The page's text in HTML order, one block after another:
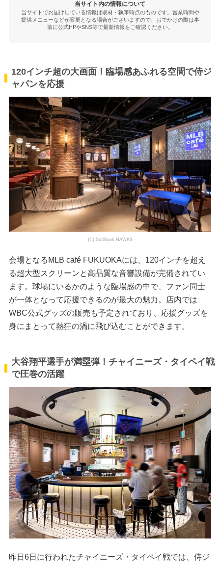
当サイト内の情報について
当サイトでお届けしている情報は取材・執筆時点のものです。営業時間や
提供メニューなどが変更となる場合がございますので、おでかけの際は事
前に公式HPやSNS等で最新情報をご確認ください。
120インチ超の大画面！臨場感あふれる空間で侍ジ
ャパンを応援
(C) SoftBank HAWKS
会場となるMLB café FUKUOKAには、120インチを超え
る超大型スクリーンと高品質な音響設備が完備されてい
ます。球場にいるかのような臨場感の中で、ファン同士
が一体となって応援できるのが最大の魅力。店内では
WBC公式グッズの販売も予定されており、応援グッズを
身にまとって熱狂の渦に飛び込むことができます。
大谷翔平選手が満塁弾！チャイニーズ・タイペイ戦
で圧巻の活躍
昨日6日に行われたチャイニーズ・タイペイ戦では、侍ジ